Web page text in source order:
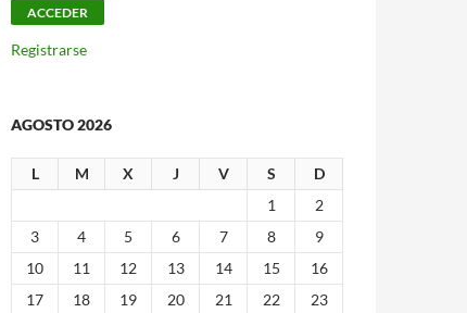
Registrarse
AGOSTO 2026
L M X J V S
D
1
2
3
4 5 6 7 8
9
10
11 12 13 14 15
16
17
18 19 20 21 22
23